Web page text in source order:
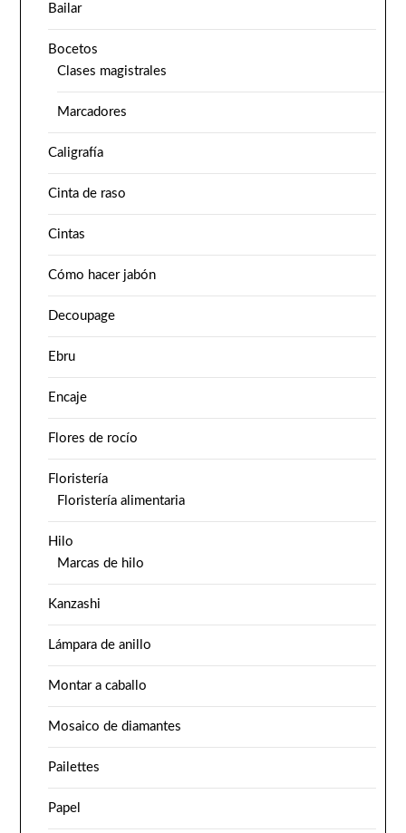
Bailar
Bocetos
Clases magistrales
Marcadores
Caligrafía
Cinta de raso
Cintas
Cómo hacer jabón
Decoupage
Ebru
Encaje
Flores de rocío
Floristería
Floristería alimentaria
Hilo
Marcas de hilo
Kanzashi
Lámpara de anillo
Montar a caballo
Mosaico de diamantes
Pailettes
Papel